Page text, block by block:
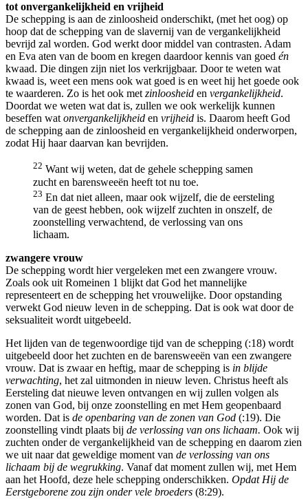
tot onvergankelijkheid en vrijheid
De schepping is aan de zinloosheid onderschikt, (met het oog) op
hoop dat de schepping van de slavernij van de vergankelijkheid
bevrijd zal worden. God werkt door middel van contrasten. Adam
en Eva aten van de boom en kregen daardoor kennis van goed én
kwaad. Die dingen zijn niet los verkrijgbaar. Door te weten wat
kwaad is, weet een mens ook wat goed is en weet hij het goede ook
te waarderen. Zo is het ook metzinloosheid en vergankelijkheid.
Doordat we weten wat dat is, zullen we ook werkelijk kunnen
beseffen watonvergankelijkheid en vrijheid is. Daarom heeft God
de schepping aan de zinloosheid en vergankelijkheid onderworpen,
zodat Hij haar daarvan kan bevrijden.
22 Want wij weten, dat de gehele schepping samen
zucht en barensweeën heeft tot nu toe.
23 En dat niet alleen, maar ook wijzelf, die de eersteling
van de geest hebben, ook wijzelf zuchten in onszelf, de
zoonstelling verwachtend, de verlossing van ons
lichaam.
zwangere vrouw
De schepping wordt hier vergeleken met een zwangere vrouw.
Zoals ook uit Romeinen 1 blijkt dat God het mannelijke
representeert en de schepping het vrouwelijke. Door opstanding
verwekt God nieuw leven in de schepping. Dat is ook wat door de
seksualiteit wordt uitgebeeld.
Het lijden van de tegenwoordige tijd van de schepping (:18) wordt
uitgebeeld door het zuchten en de barensweeën van een zwangere
vrouw. Dat is zwaar en heftig, maar de schepping is in blijde
verwachting, het zal uitmonden in nieuw leven. Christus heeft als
Eersteling dat nieuwe leven ontvangen en wij zullen volgen als
zonen van God, bij onze zoonstelling en met Hem geopenbaard
worden. Dat is de openbaring van de zonen van God (:19). Die
zoonstelling vindt plaats bij de verlossing van ons lichaam. Ook wij
zuchten onder de vergankelijkheid van de schepping en daarom zien
we uit naar dat geweldige moment van de verlossing van ons
lichaam bij de wegrukking. Vanaf dat moment zullen wij, met Hem
aan het Hoofd, deze hele schepping onderschikken. Opdat Hij de
Eerstgeborene zou zijn onder vele broeders (8:29).